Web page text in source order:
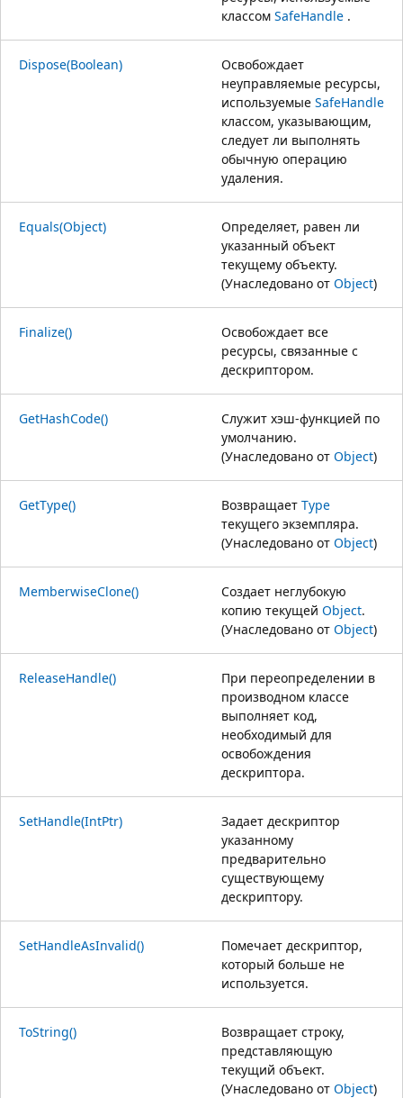
классом SafeHandle .
Dispose(Boolean)
Освобождает
неуправляемые ресурсы,
используемые SafeHandle
классом, указывающим,
следует ли выполнять
обычную операцию
удаления.
Equals(Object)
Определяет, равен ли
указанный объект
текущему объекту.
(Унаследовано от Object)
Finalize()
Освобождает все
ресурсы, связанные с
дескриптором.
GetHashCode()
Служит хэш-функцией по
умолчанию.
(Унаследовано от Object)
GetType() Возвращает Type
текущего экземпляра.
(Унаследовано от Object)
MemberwiseClone()
Создает неглубокую
копию текущей Object.
(Унаследовано от Object)
ReleaseHandle()
При переопределении в
производном классе
выполняет код,
необходимый для
освобождения
дескриптора.
SetHandle(IntPtr)
Задает дескриптор
указанному
предварительно
существующему
дескриптору.
SetHandleAsInvalid()
Помечает дескриптор,
который больше не
используется.
ToString()
Возвращает строку,
представляющую
текущий объект.
(Унаследовано от Object)